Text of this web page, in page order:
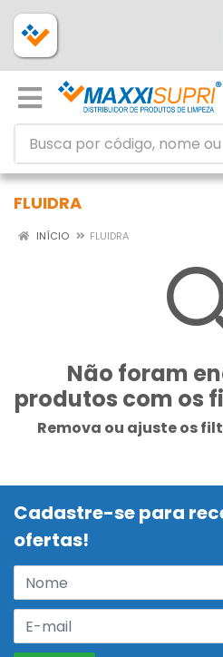
FLUIDRA
INÍCIO FLUIDRA
Não foram
produtos com os
Remova ou ajuste os
Cadastre-se para
ofertas!